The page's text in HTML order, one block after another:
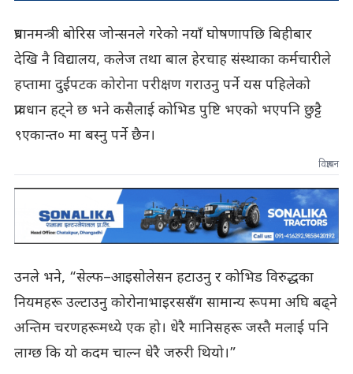
प्रधानमन्त्री बोरिस जोन्सनले गरेको नयाँ घोषणापछि बिहीबार
देखि नै विद्यालय, कलेज तथा बाल हेरचाह संस्थाका कर्मचारीले
हप्तामा दुईपटक कोरोना परीक्षण गराउनु पर्ने यस पहिलेको
प्रावधान हट्ने छ भने कसैलाई कोभिड पुष्टि भएको भएपनि छुट्टै
९एकान्त० मा बस्नु पर्ने छैन।
विज्ञापन
उनले भने, “सेल्फ–आइसोलेसन हटाउनु र कोभिड विरुद्धका
नियमहरू उल्टाउनु कोरोनाभाइरससँग सामान्य रूपमा अघि बढ्ने
अन्तिम चरणहरूमध्ये एक हो। धेरै मानिसहरू जस्तै मलाई पनि
लाग्छ कि यो कदम चाल्न धेरै जरुरी थियो।”